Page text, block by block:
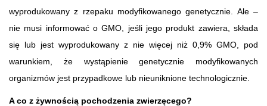
wyprodukowany z rzepaku modyfikowanego genetycznie. Ale –
nie musi informować o GMO, jeśli jego produkt zawiera, składa
się lub jest wyprodukowany z nie więcej niż 0,9% GMO, pod
warunkiem, że wystąpienie genetycznie modyfikowanych
organizmów jest przypadkowe lub nieuniknione technologicznie.
A co z żywnością pochodzenia zwierzęcego?